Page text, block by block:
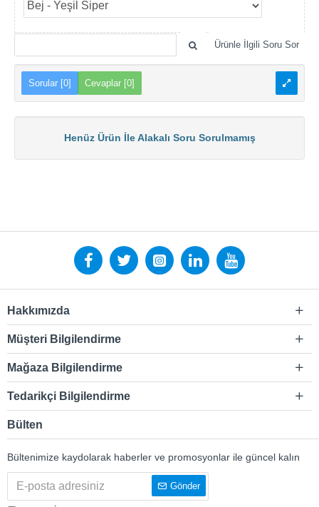
Ürünle İlgili Soru Sor
Sorular [0] Cevaplar [0]
Henüz Ürün İle Alakalı Soru Sorulmamış
Hakkımızda
Müşteri Bilgilendirme
Mağaza Bilgilendirme
Tedarikçi Bilgilendirme
Bülten
Bültenimize kaydolarak haberler ve promosyonlar ile güncel kalın
Gönder